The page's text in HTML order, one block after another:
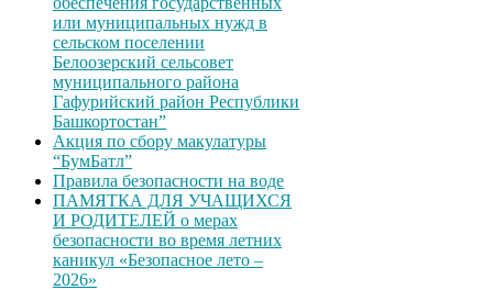
или муниципальных нужд в
сельском поселении
Белоозерский сельсовет
муниципального района
Гафурийский район Республики
Башкортостан”
Акция по сбору макулатуры
“БумБатл”
Правила безопасности на воде
ПАМЯТКА ДЛЯ УЧАЩИХСЯ
И РОДИТЕЛЕЙ о мерах
безопасности во время летних
каникул «Безопасное лето –
2026»